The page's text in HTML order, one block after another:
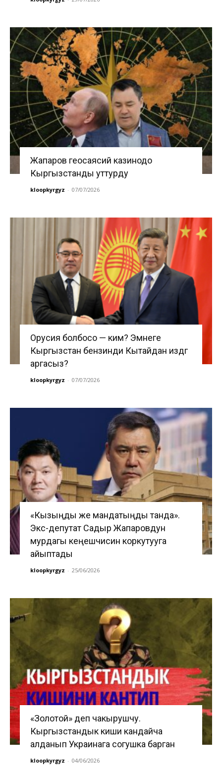
Жапаров геосаясий казинодо
Кыргызстанды уттурду
kloopkyrgyz - 07/07/2026
Орусия болбосо — ким? Эмнеге
Кыргызстан бензинди Кытайдан издөөгө
аргасыз?
kloopkyrgyz - 07/07/2026
«Кызыңды же мандатыңды танда».
Экс-депутат Садыр Жапаровдун
мурдагы кеңешчисин коркутууга
айыптады
kloopkyrgyz - 25/06/2026
«Золотой» деп чакырушчу.
Кыргызстандык киши кандайча
алданып Украинага согушка барган
kloopkyrgyz - 04/06/2026